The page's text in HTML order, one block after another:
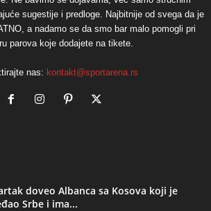
sugestije i predloge. Najbitnije od svega da je
a nadamo se da smo bar malo pomogli pri
parova koje dodajete na tikete.
nas: kontakt@sportarena.rs
doveo Albanca sa Kosova koji je
Srbe i ima...